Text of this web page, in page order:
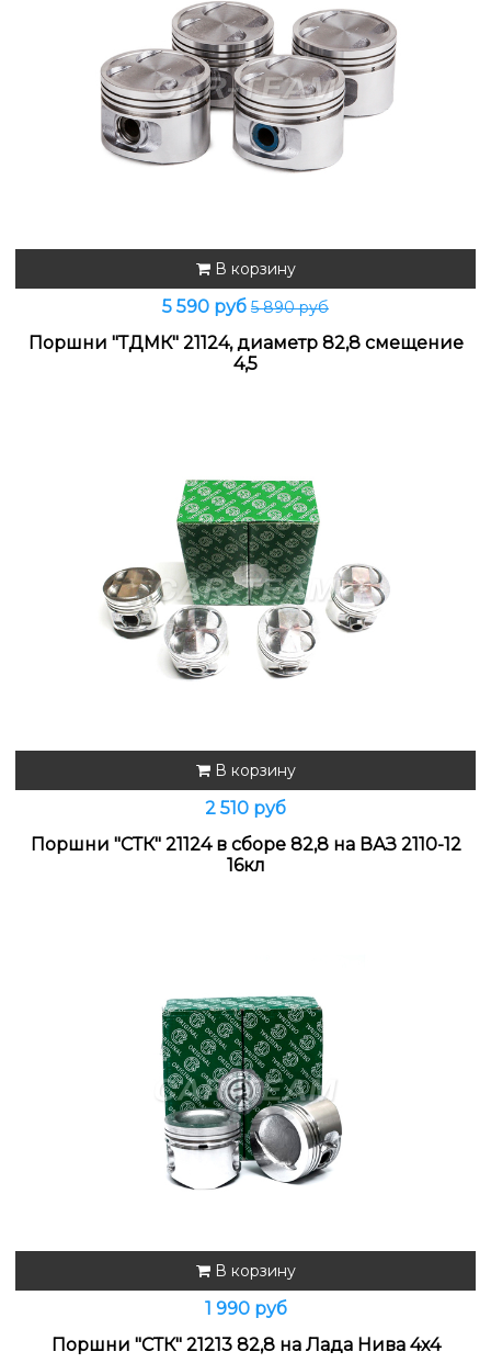
В корзину
5 590 руб 5 890 руб
Поршни "ТДМК" 21124, диаметр 82,8 смещение
4,5
В корзину
2 510 руб
Поршни "СТК" 21124 в сборе 82,8 на ВАЗ 2110-12
16кл
В корзину
1 990 руб
Поршни "СТК" 21213 82,8 на Лада Нива 4х4